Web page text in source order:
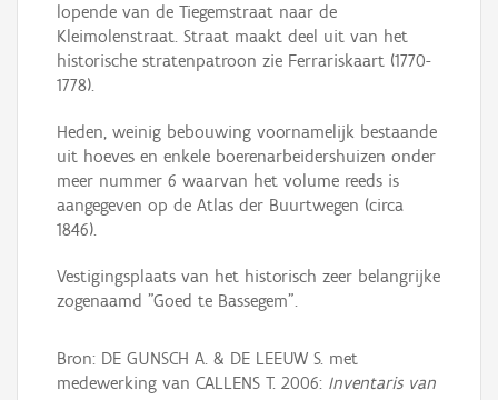
Hergebruik
Aanmelden
lopende van de Tiegemstraat naar de
Kleimolenstraat. Straat maakt deel uit van het
historische stratenpatroon zie Ferrariskaart (1770-
1778).
Heden, weinig bebouwing voornamelijk bestaande
uit hoeves en enkele boerenarbeidershuizen onder
meer nummer 6 waarvan het volume reeds is
aangegeven op de Atlas der Buurtwegen (circa
1846).
Vestigingsplaats van het historisch zeer belangrijke
zogenaamd "Goed te Bassegem".
Bron: DE GUNSCH A. & DE LEEUW S. met
medewerking van CALLENS T. 2006: Inventaris van